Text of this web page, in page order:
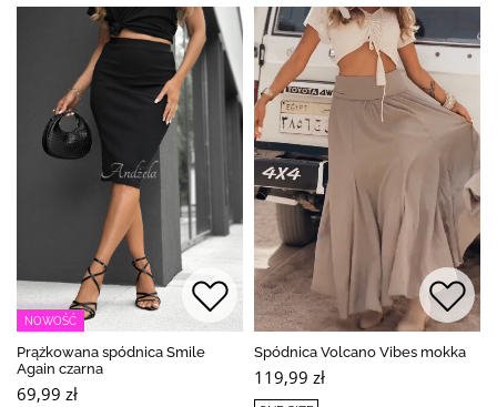
NOWOŚĆ
Prążkowana spódnica Smile
Again czarna
69,99 zł
Spódnica Volcano Vibes mokka
119,99 zł